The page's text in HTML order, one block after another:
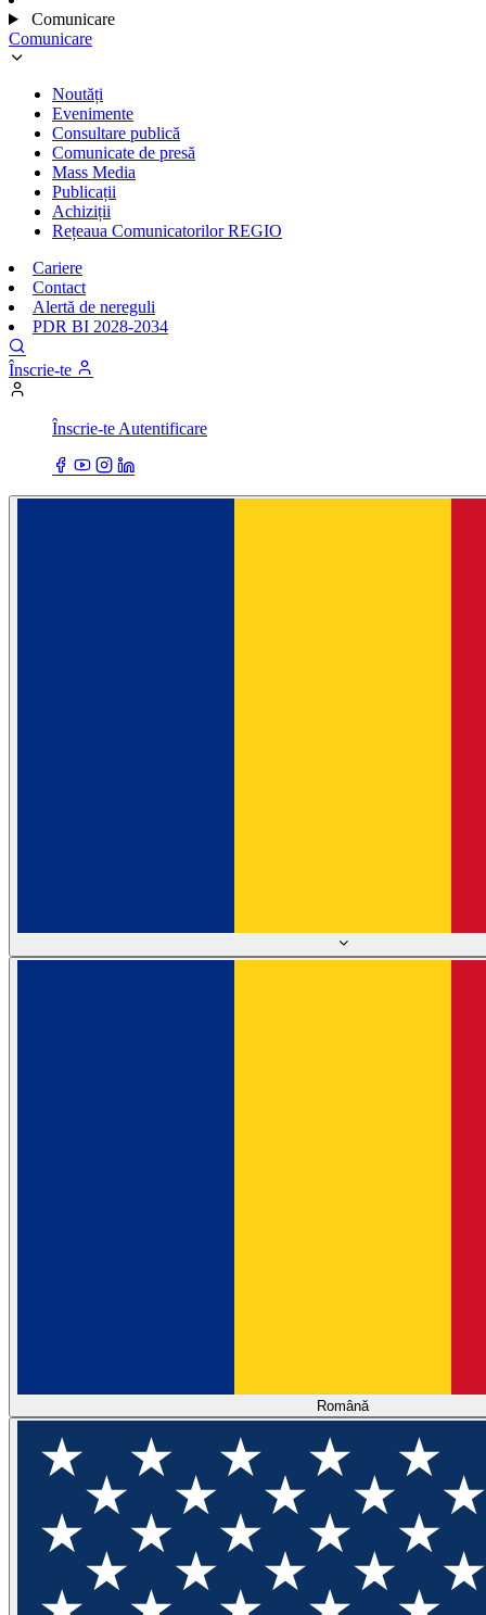
Comunicare
Comunicare
Noutăți
Evenimente
Consultare publică
Comunicate de presă
Mass Media
Publicații
Achiziții
Rețeaua Comunicatorilor REGIO
Cariere
Contact
Alertă de nereguli
PDR BI 2028-2034
Înscrie-te
Înscrie-te Autentificare
Română